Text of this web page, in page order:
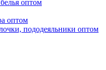
оптом
оптом
пододеяльники оптом